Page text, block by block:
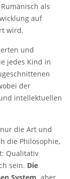
als
auf
wird.
und
jedes Kind in
der
intellektuellen
nur die Art und
die Philosophie,
Qualitativ
sein. Die